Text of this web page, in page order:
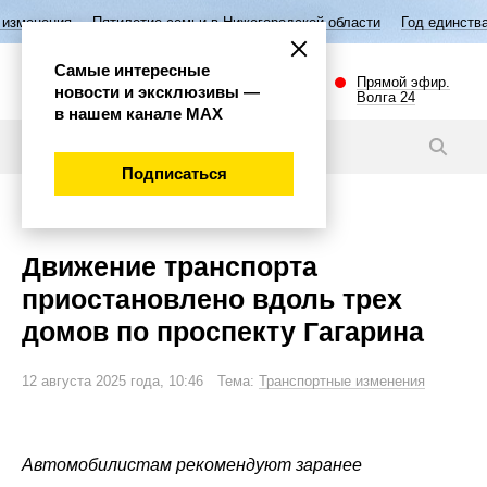
семьи в Нижегородской области Год единства народов России
Прямой эфир.
Волга 24
Движение транспорта
приостановлено вдоль трех
домов по проспекту Гагарина
12 августа 2025 года, 10:46 Тема: Транспортные изменения
Автомобилистам рекомендуют заранее
Самые интересные
новости и эксклюзивы —
в нашем канале МАХ
Подписаться